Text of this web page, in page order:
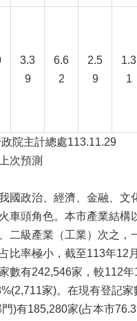
3.3
9
6.6
2
2.5
9
1.3
1
院主計總處113.11.29
次預測
國政治、經濟、金融、文
車頭角色。本市產業結構
二級產業（工業）次之，
比率極小，截至113年12
數有242,546家，較112
家)。在現有登記家
)有185,280家(占本市